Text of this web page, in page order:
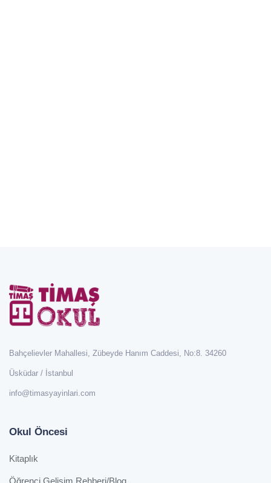
Bahçelievler Mahallesi, Zübeyde Hanım Caddesi, No:8. 34260
Üsküdar / İstanbul
info@timasyayinlari.com
Okul Öncesi
Kitaplık
Öğrenci Gelişim Rehberi/Blog